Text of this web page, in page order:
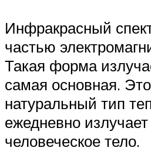
Инфракрасный
частью
Такая форма
самая основная.
натуральный тип
ежедневно
человеческое тело.